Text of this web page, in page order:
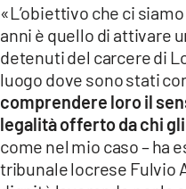
ILVIBONESE.IT
CATANZAROCHANNEL.IT
LACAPITALENEWS.IT
App
ANDROID
«L’obiettivo che ci
anni è quello di attivare
detenuti del carcere di
luogo dove sono stati
comprendere loro il
legalità offerto da chi
come nel mio caso – ha
tribunale locrese Fulvio